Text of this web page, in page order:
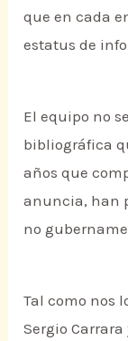
que en cada
estatus de
El equipo no
bibliográfica
años que
anuncia, han
no
Tal como nos
Sergio